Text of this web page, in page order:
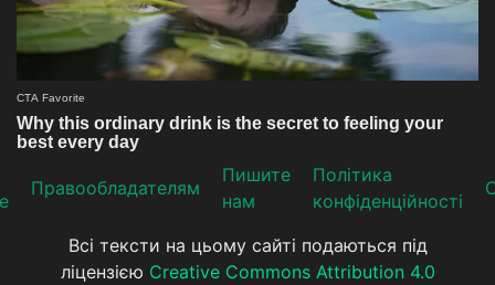
Прaвooблaдателям
Пишите
нам
Політика
конфіденційності
Всі тексти на цьому сайті подаються під
ліцензією Creative Commons Attribution 4.0